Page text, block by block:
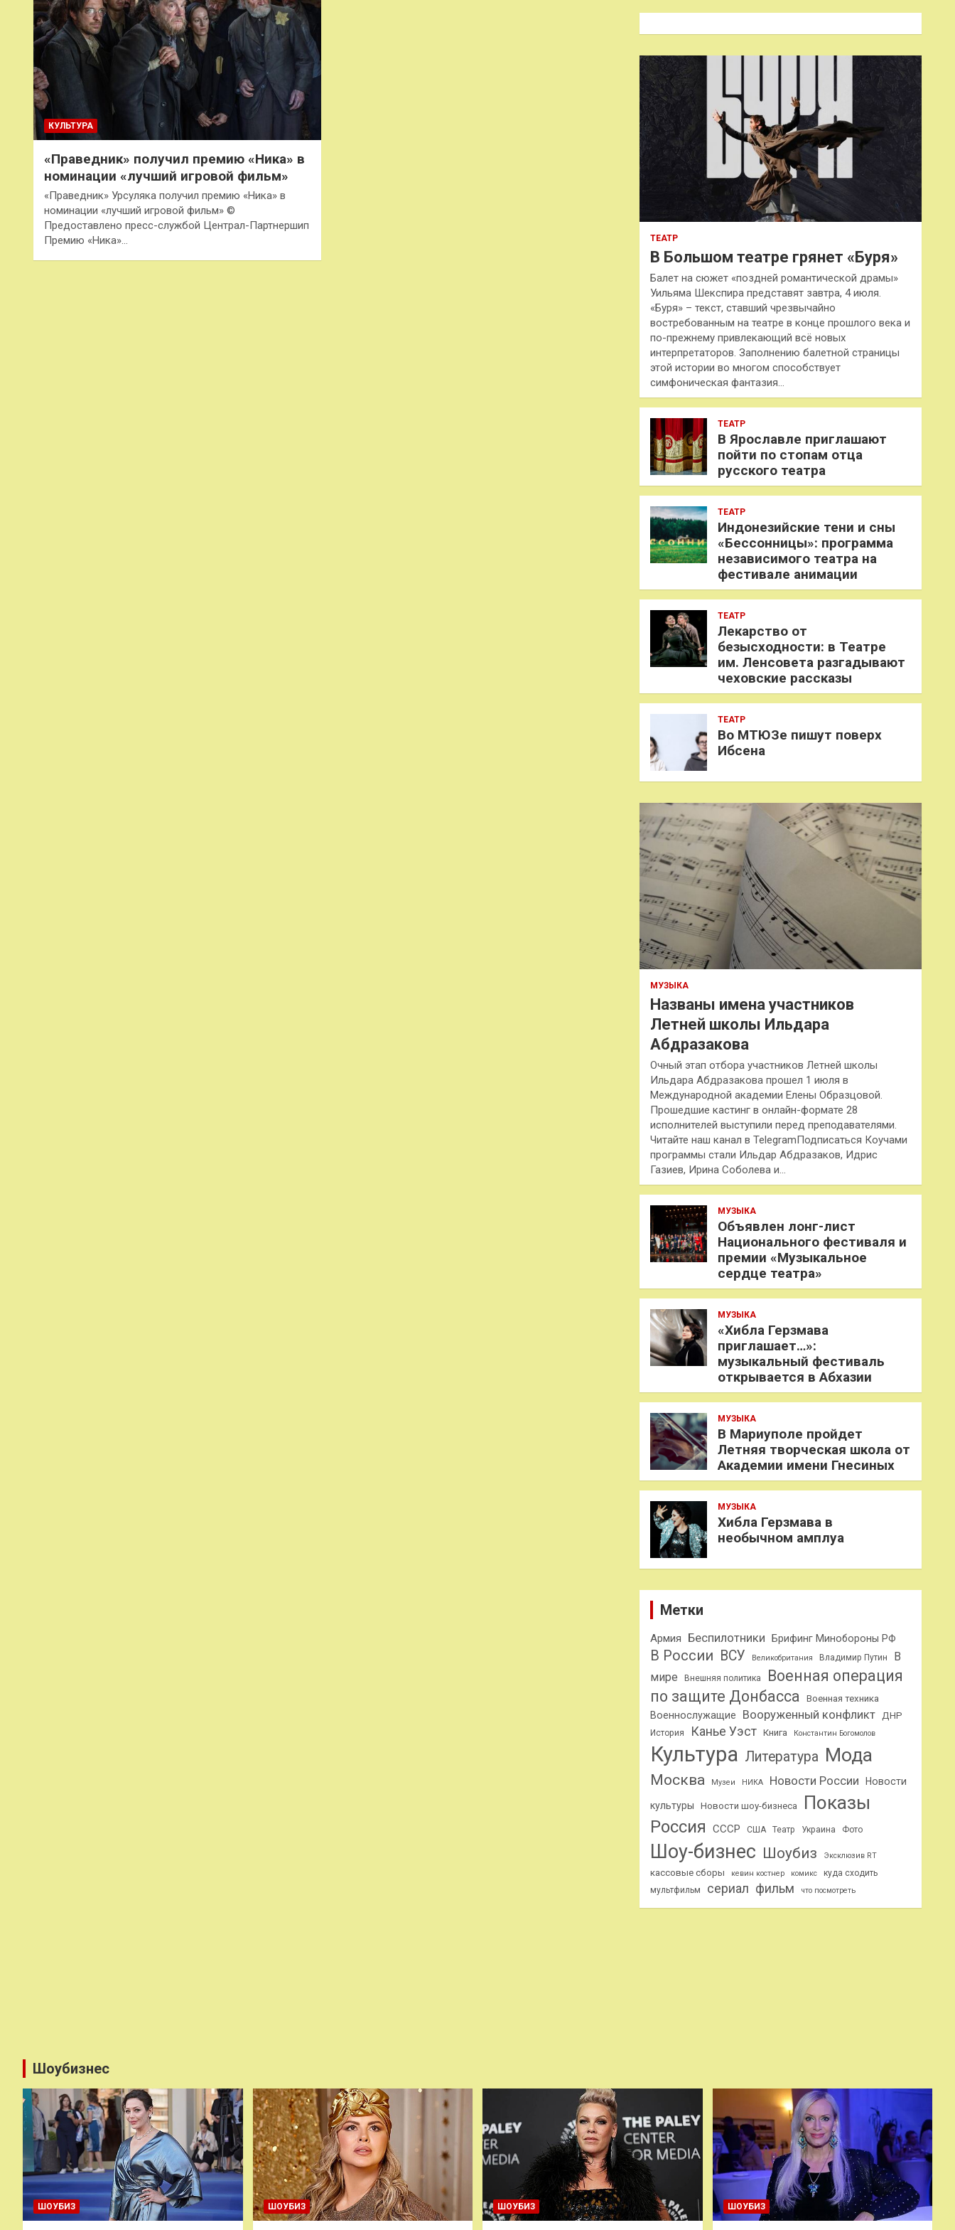
КУЛЬТУРА
«Праведник» получил премию «Ника» в
номинации «лучший игровой фильм»
«Праведник» Урсуляка получил премию «Ника» в
номинации «лучший игровой фильм» ©
Предоставлено пресс-службой Централ-Партнершип
Премию «Ника»…
к
ТЕАТР
В Большом театре грянет «Буря»
Балет на сюжет «поздней романтической драмы»
Уильяма Шекспира представят завтра, 4 июля.
«Буря» – текст, ставший чрезвычайно
востребованным на театре в конце прошлого века и
по-прежнему привлекающий всё новых
интерпретаторов. Заполнению балетной страницы
этой истории во многом способствует
симфоническая фантазия…
ТЕАТР
В Ярославле приглашают
пойти по стопам отца
русского театра
ТЕАТР
Индонезийские тени и сны
«Бессонницы»: программа
независимого театра на
фестивале анимации
ТЕАТР
Лекарство от
безысходности: в Театре
им. Ленсовета разгадывают
чеховские рассказы
ТЕАТР
Во МТЮЗе пишут поверх
Ибсена
МУЗЫКА
Названы имена участников
Летней школы Ильдара
Абдразакова
Очный этап отбора участников Летней школы
Ильдара Абдразакова прошел 1 июля в
Международной академии Елены Образцовой.
Прошедшие кастинг в онлайн-формате 28
исполнителей выступили перед преподавателями.
Читайте наш канал в TelegramПодписаться Коучами
программы стали Ильдар Абдразаков, Идрис
Газиев, Ирина Соболева и…
МУЗЫКА
Объявлен лонг-лист
Национального фестиваля и
премии «Музыкальное
сердце театра»
МУЗЫКА
«Хибла Герзмава
приглашает…»:
музыкальный фестиваль
открывается в Абхазии
МУЗЫКА
В Мариуполе пройдет
Летняя творческая школа от
Академии имени Гнесиных
МУЗЫКА
Хибла Герзмава в
необычном амплуа
Метки
Армия Беспилотники Брифинг Минобороны РФ
В России ВСУ Великобритания Владимир Путин
В
мире
Внешняя политика
Военная операция
по защите Донбасса
Военная техника
Военнослужащие Вооруженный конфликт ДНР
История Канье Уэст Книга Константин Богомолов
Культура Литература Мода
Москва Музеи НИКА Новости России Новости
культуры Новости шоу-бизнеса Показы
Россия СССР США Театр Украина Фото
Шоу-бизнес Шоубиз Эксклюзив RT
кассовые сборы кевин костнер комикс
куда сходить
мультфильм
сериал фильм что посмотреть
Шоубизнес
ШОУБИЗ ШОУБИЗ ШОУБИЗ ШОУБИЗ